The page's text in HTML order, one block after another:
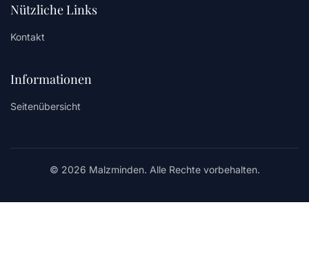
Nützliche Links
Kontakt
Informationen
Seitenübersicht
© 2026 Malzminden. Alle Rechte vorbehalten.